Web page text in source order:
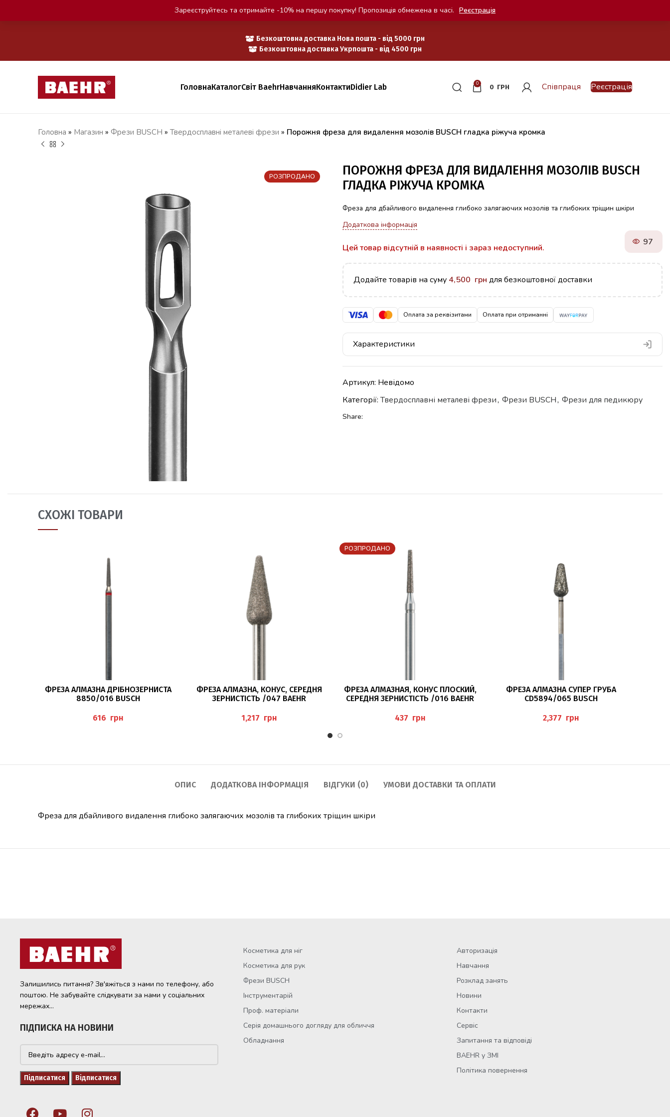
Безкоштовна доставка Нова пошта - від 5000 грн
Безкоштовна доставка Укрпошта - від 4500 грн
ГоловнаКаталогСвіт BaehrНавчанняКонтактиDidier Lab 0
0 ГРН Співпраця Реєстрація
Головна » Магазин » Фрези BUSCH » Твердосплавні металеві фрези » Порожня фреза для видалення мозолів BUSCH гладка ріжуча кромка
РОЗПРОДАНО
ПОРОЖНЯ ФРЕЗА ДЛЯ ВИДАЛЕННЯ МОЗОЛІВ BUSCH
ГЛАДКА РІЖУЧА КРОМКА
Фреза для дбайливого видалення глибоко залягаючих мозолів та глибоких тріщин шкіри
Додаткова інформація
Цей товар відсутній в наявності і зараз недоступний.
97
Додайте товарів на суму 4,500 грн для безкоштовної доставки
Оплата за реквізитами Оплата при отриманні
Характеристики
Артикул: Невідомо
Категорії:Твердосплавні металеві фрези, Фрези BUSCH, Фрези для педикюру
Share:
СХОЖІ ТОВАРИ
ДОДАТИ В КОШИК
ФРЕЗА АЛМАЗНА ДРІБНОЗЕРНИСТА
8850/016 BUSCH
грн
ДОДАТИ В КОШИК
ФРЕЗА АЛМАЗНА, КОНУС, СЕРЕДНЯ
ЗЕРНИСТІСТЬ /047 BAEHR
грн
РОЗПРОДАНО
ЧИТАТИ ДАЛІ
ФРЕЗА АЛМАЗНАЯ, КОНУС ПЛОСКИЙ,
СЕРЕДНЯ ЗЕРНИСТІСТЬ /016 BAEHR
грн
ДОДАТИ В КОШИК
ФРЕЗА АЛМАЗНА СУПЕР ГРУБА
CD5894/065 BUSCH
грн
ОПИС ДОДАТКОВА ІНФОРМАЦІЯ ВІДГУКИ (0) УМОВИ ДОСТАВКИ ТА ОПЛАТИ
Фреза для дбайливого видалення глибоко залягаючих мозолів та глибоких тріщин шкіри
Залишились питання? Зв'яжіться з нами по телефону, або
поштою. Не забувайте слідкувати за нами у соціальних
мережах...
ПІДПИСКА НА НОВИНИ
Косметика для ніг
Косметика для рук
Фрези BUSCH
Інструментарій
Проф. матеріали
Серія домашнього догляду для обличчя
Обладнання
Авторизація
Навчання
Розклад занять
Новини
Контакти
Сервіс
Запитання та відповіді
BAEHR у ЗМІ
Політика повернення
Зареєструйтесь та отримайте -10% на першу покупку! Пропозиція обмежена в часі. Реєстрація